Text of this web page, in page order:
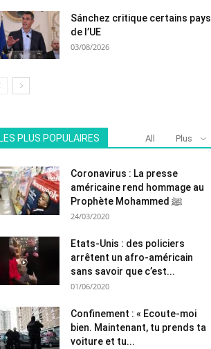
Sánchez critique certains pays
de l’UE
03/08/2026
LES PLUS POPULAIRES All Plus
Coronavirus : La presse
américaine rend hommage au
Prophète Mohammed ﷺ
24/03/2020
Etats-Unis : des policiers
arrêtent un afro-américain
sans savoir que c’est...
01/06/2020
Confinement : « Ecoute-moi
bien. Maintenant, tu prends ta
voiture et tu...